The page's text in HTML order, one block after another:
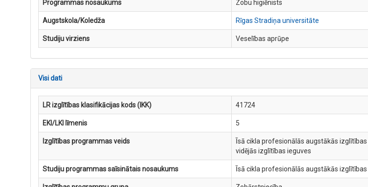
Programmas nosaukums Zobu higiēnists
Augstskola/Koledža Rīgas Stradiņa universitāte
Studiju virziens Veselības aprūpe
Visi dati
LR izglītības klasifikācijas kods (IKK) 41724
EKI/LKI līmenis 5
Izglītības programmas veids
Īsā cikla profesionālās augstākās
vidējās izglītības ieguves
Studiju programmas saīsinātais nosaukums Īsā cikla profesionālās augstākās